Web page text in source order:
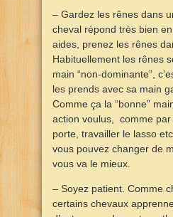
– Gardez les rênes dans
cheval répond très bien
aides, prenez les rênes
Habituellement les rênes
main “non-dominante”,
les prends avec sa main
Comme ça la “bonne”
action voulus, comme
porte, travailler le lasso
vous pouvez changer de
vous va le mieux.
– Soyez patient. Comme
certains chevaux